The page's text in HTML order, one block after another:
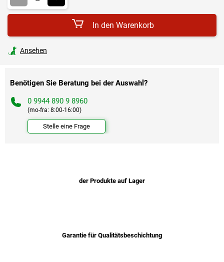
In den Warenkorb
Ansehen
Benötigen Sie Beratung bei der Auswahl?
0 9944 890 9 8960
(mo-fra: 8:00-16:00)
Stelle eine Frage
der Produkte auf Lager
Garantie für Qualitätsbeschichtung